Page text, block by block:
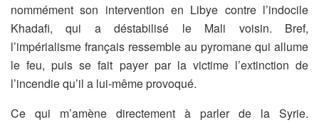
nommément son intervention en Libye contre l’indocile
Khadafi, qui a déstabilisé le Mali voisin. Bref,
l’impérialisme français ressemble au pyromane qui allume
le feu, puis se fait payer par la victime l’extinction de
l’incendie qu’il a lui-même provoqué.
Ce qui m’amène directement à parler de la Syrie.